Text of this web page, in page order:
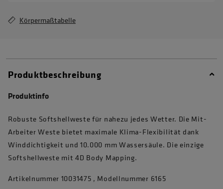
Körpermaßtabelle
Produktbeschreibung
Produktinfo
Robuste Softshellweste für nahezu jedes Wetter. Die Mit-
Arbeiter Weste bietet maximale Klima-Flexibilität dank
Winddichtigkeit und 10.000 mm Wassersäule. Die einzige
Softshellweste mit 4D Body Mapping.
Artikelnummer 10031475 , Modellnummer 6165